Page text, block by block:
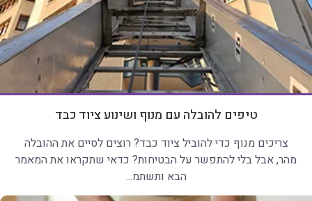
טיפים להובלה עם מנוף ושינוע ציוד כבד
צריכים מנוף כדי להוביל ציוד כבד? רוצים לסיים את ההובלה
מהר, אבל בלי להתפשר על הבטיחות? כדאי שתקראו את המאמר
הבא ותשתמ...